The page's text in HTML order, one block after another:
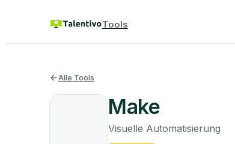
Tools
Alle Tools
Make
Visuelle Automatisierung